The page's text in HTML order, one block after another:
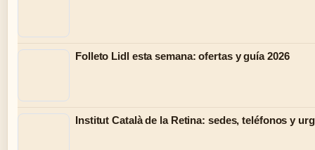
Folleto Lidl esta semana: ofertas y guía 2026
Institut Català de la Retina: sedes, teléfonos y